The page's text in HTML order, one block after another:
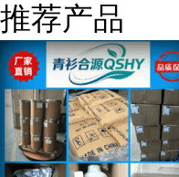
推荐产品